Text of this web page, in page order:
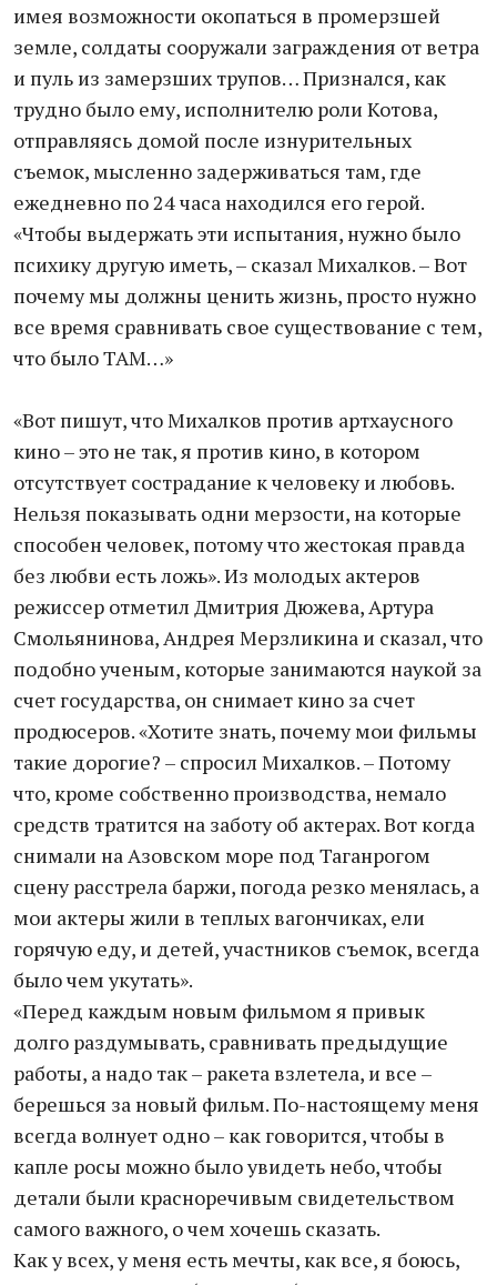
имея возможности окопаться в промерзшей
земле, солдаты сооружали заграждения от ветра
и пуль из замерзших трупов… Признался, как
трудно было ему, исполнителю роли Котова,
отправляясь домой после изнурительных
съемок, мысленно задерживаться там, где
ежедневно по 24 часа находился его герой.
«Чтобы выдержать эти испытания, нужно было
психику другую иметь, – сказал Михалков. – Вот
почему мы должны ценить жизнь, просто нужно
все время сравнивать свое существование с тем,
что было ТАМ…»
«Вот пишут, что Михалков против артхаусного
кино – это не так, я против кино, в котором
отсутствует сострадание к человеку и любовь.
Нельзя показывать одни мерзости, на которые
способен человек, потому что жестокая правда
без любви есть ложь». Из молодых актеров
режиссер отметил Дмитрия Дюжева, Артура
Смольянинова, Андрея Мерзликина и сказал, что
подобно ученым, которые занимаются наукой за
счет государства, он снимает кино за счет
продюсеров. «Хотите знать, почему мои фильмы
такие дорогие? – спросил Михалков. – Потому
что, кроме собственно производства, немало
средств тратится на заботу об актерах. Вот когда
снимали на Азовском море под Таганрогом
сцену расстрела баржи, погода резко менялась, а
мои актеры жили в теплых вагончиках, ели
горячую еду, и детей, участников съемок, всегда
было чем укутать».
«Перед каждым новым фильмом я привык
долго раздумывать, сравнивать предыдущие
работы, а надо так – ракета взлетела, и все –
берешься за новый фильм. По-настоящему меня
всегда волнует одно – как говорится, чтобы в
капле росы можно было увидеть небо, чтобы
детали были красноречивым свидетельством
самого важного, о чем хочешь сказать.
Как у всех, у меня есть мечты, как все, я боюсь,